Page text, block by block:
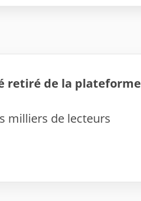
retiré de la plateforme
milliers de lecteurs